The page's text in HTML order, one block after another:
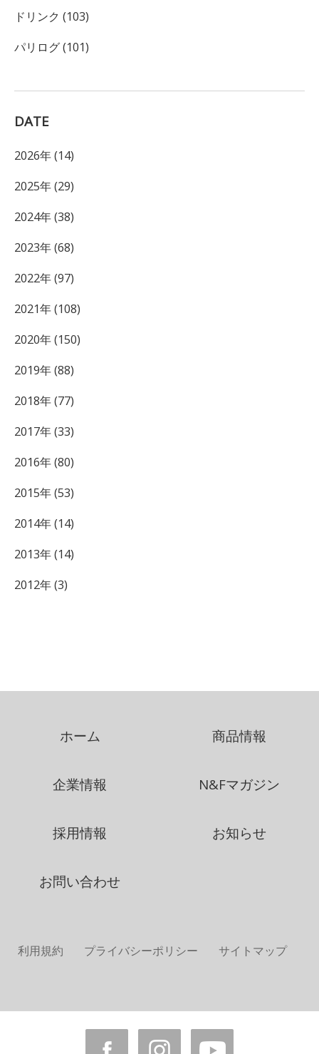
ドリンク (103)
パリログ (101)
DATE
2026年 (14)
2025年 (29)
2024年 (38)
2023年 (68)
2022年 (97)
2021年 (108)
2020年 (150)
2019年 (88)
2018年 (77)
2017年 (33)
2016年 (80)
2015年 (53)
2014年 (14)
2013年 (14)
2012年 (3)
ホーム 商品情報
企業情報 N&Fマガジン
採用情報 お知らせ
お問い合わせ
利用規約 プライバシーポリシー サイトマップ